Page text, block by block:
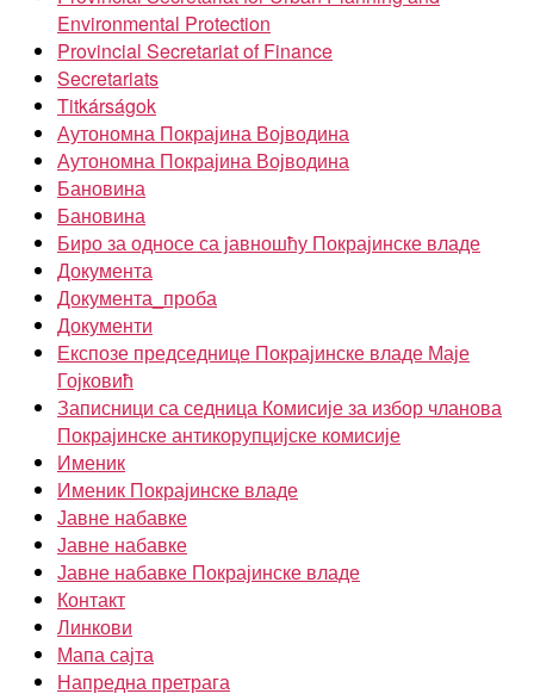
Environmental Protection
Provincial Secretariat of Finance
Secretariats
Titkárságok
Аутономна Покрајина Војводина
Аутономна Покрајина Војводина
Бановина
Бановина
Биро за односе са јавношћу Покрајинске владе
Документа
Документа_проба
Документи
Експозе председнице Покрајинске владе Маје
Гојковић
Записници са седница Комисије за избор чланова
Покрајинске антикорупцијске комисије
Именик
Именик Покрајинске владе
Јавне набавке
Јавне набавке
Јавне набавке Покрајинске владе
Контакт
Линкови
Мапа сајта
Напредна претрага